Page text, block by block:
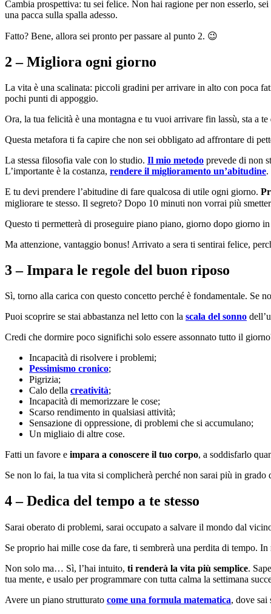
Cambia prospettiva: tu sei felice. Non hai ragione per non esserlo,
una pacca sulla spalla adesso.
Fatto? Bene, allora sei pronto per passare al punto 2. 😉
2 – Migliora ogni giorno
La vita è una scalinata: piccoli gradini per arrivare in alto con poca
pochi punti di appoggio.
Ora, la tua felicità è una montagna e tu vuoi arrivare fin lassù, sta a
Questa metafora ti fa capire che non sei obbligato ad affrontare di
La stessa filosofia vale con lo studio. Il mio metodo prevede di non
L’importante è la costanza, rendere il miglioramento un’abitudine.
E tu devi prendere l’abitudine di fare qualcosa di utile ogni giorno.
migliorare te stesso. Il segreto? Dopo 10 minuti non vorrai più
Questo ti permetterà di proseguire piano piano, giorno dopo giorno
Ma attenzione, vantaggio bonus! Arrivato a sera ti sentirai felice,
3 – Impara le regole del buon riposo
Sì, torno alla carica con questo concetto perché è fondamentale. Se
Puoi scoprire se stai abbastanza nel letto con la scala del sonno
Credi che dormire poco significhi solo essere assonnato tutto il
Incapacità di risolvere i problemi;
Pessimismo cronico;
Pigrizia;
Calo della creatività;
Incapacità di memorizzare le cose;
Scarso rendimento in qualsiasi attività;
Sensazione di oppressione, di problemi che si accumulano;
Un migliaio di altre cose.
Fatti un favore e impara a conoscere il tuo corpo, a soddisfarlo
Se non lo fai, la tua vita si complicherà perché non sarai più in
4 – Dedica del tempo a te stesso
Sarai oberato di problemi, sarai occupato a salvare il mondo dal
Se proprio hai mille cose da fare, ti sembrerà una perdita di tempo.
Non solo ma… Sì, l’hai intuito, ti renderà la vita più semplice.
tua mente, e usalo per programmare con tutta calma la settimana
Avere un piano strutturato come una formula matematica, dove sai